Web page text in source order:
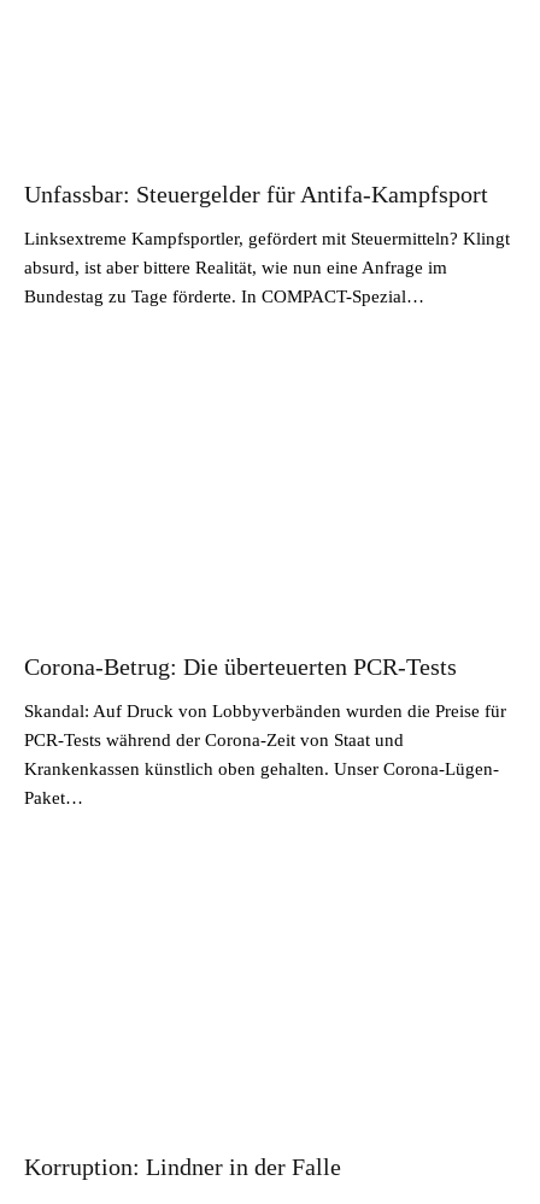
Unfassbar: Steuergelder für Antifa-Kampfsport
Linksextreme Kampfsportler, gefördert mit Steuermitteln? Klingt
absurd, ist aber bittere Realität, wie nun eine Anfrage im
Bundestag zu Tage förderte. In COMPACT-Spezial…
Corona-Betrug: Die überteuerten PCR-Tests
Skandal: Auf Druck von Lobbyverbänden wurden die Preise für
PCR-Tests während der Corona-Zeit von Staat und
Krankenkassen künstlich oben gehalten. Unser Corona-Lügen-
Paket…
Korruption: Lindner in der Falle